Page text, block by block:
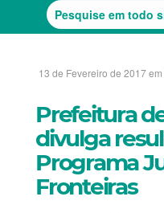
13 de Fevereiro de 2017 em
Prefeitura
divulga
Programa
Fronteiras